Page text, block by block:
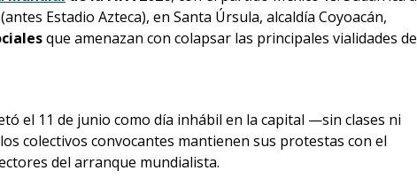
(antes Estadio Azteca), en Santa Úrsula, alcaldía Coyoacán,
que amenazan con colapsar las principales vialidades
el 11 de junio como día inhábil en la capital —sin clases ni
colectivos convocantes mantienen sus protestas con el
del arranque mundialista.